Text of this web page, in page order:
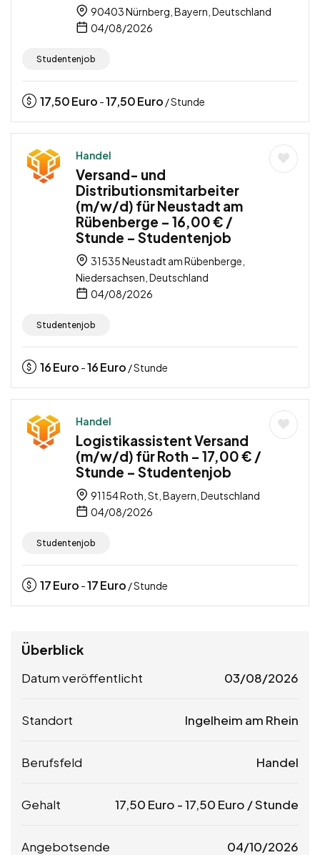
90403 Nürnberg, Bayern, Deutschland
04/08/2026
Studentenjob
17,50Euro -17,50Euro / Stunde
Handel
Versand- und
Distributionsmitarbeiter
(m/w/d) für Neustadt am
Rübenberge – 16,00 € /
Stunde – Studentenjob
31535 Neustadt am Rübenberge,
Niedersachsen, Deutschland
04/08/2026
Studentenjob
16Euro -16Euro / Stunde
Handel
Logistikassistent Versand
(m/w/d) für Roth – 17,00 € /
Stunde – Studentenjob
91154 Roth, St, Bayern, Deutschland
04/08/2026
Studentenjob
17Euro -17Euro / Stunde
Überblick
Datum veröffentlicht 03/08/2026
Standort Ingelheim am Rhein
Berufsfeld Handel
Gehalt 17,50 Euro -17,50 Euro / Stunde
Angebotsende 04/10/2026